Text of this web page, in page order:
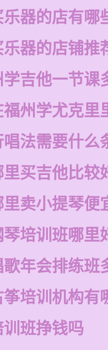
器的店有哪
器的店铺推
吉他一节课
福州学尤克里
唱法需要什么
买吉他比较
卖小提琴便
培训班哪里
年会排练班
培训机构有
训班挣钱吗